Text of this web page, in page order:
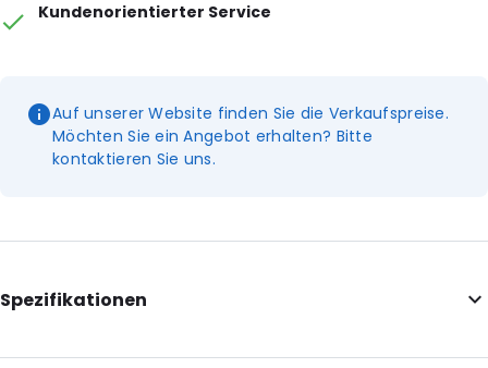
Kundenorientierter Service
Auf unserer Website finden Sie die Verkaufspreise.
Möchten Sie ein Angebot erhalten? Bitte
kontaktieren Sie uns.
Spezifikationen
Internal Length: 125